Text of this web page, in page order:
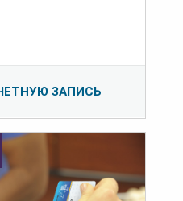
ЗАПИСЬ